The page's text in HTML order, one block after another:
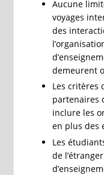
Aucune
voyages
des
demeurent
Les critères
partenaires
inclure les
en plus des
Les
de